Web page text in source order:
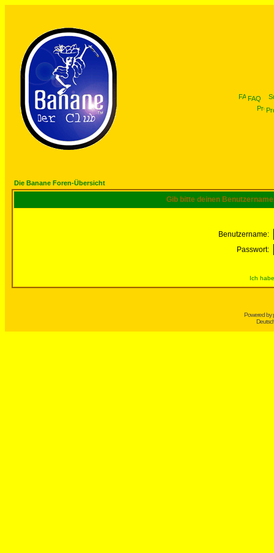
FAQ
Die Banane Foren-Übersicht
Gib bitte deinen
Benutzername:
Passwort:
Ich
Powered by